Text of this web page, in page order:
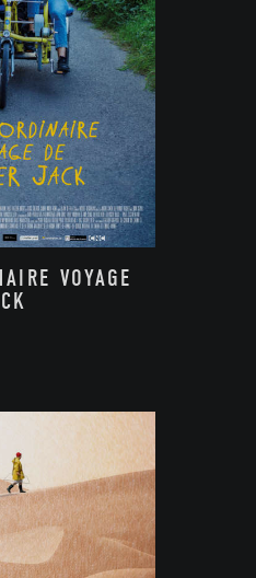
VOYAGE